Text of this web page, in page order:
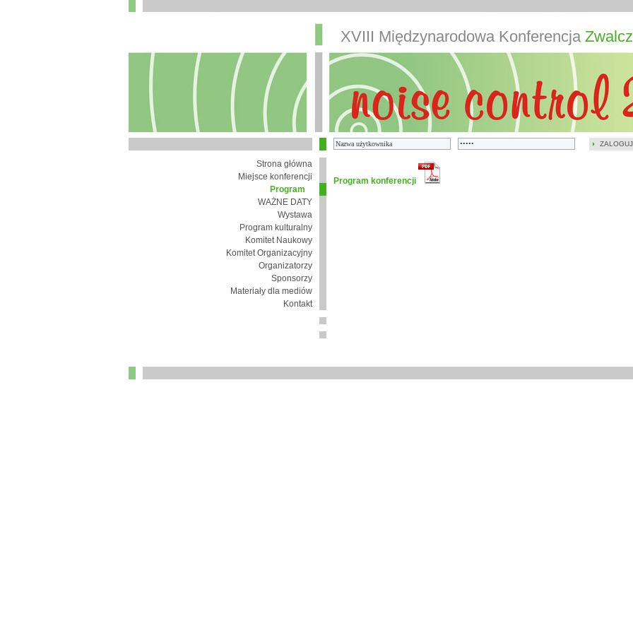
ZALOGUJ
XVIII Międzynarodowa Konferencja
Strona główna
Miejsce konferencji
Program
WAŻNE DATY
Wystawa
Program kulturalny
Komitet Naukowy
Komitet Organizacyjny
Organizatorzy
Sponsorzy
Materiały dla mediów
Kontakt
Program konferencji